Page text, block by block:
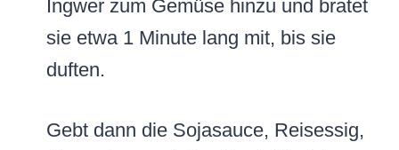
Ingwer zum Gemüse hinzu und bratet
sie etwa 1 Minute lang mit, bis sie
duften.
Gebt dann die Sojasauce, Reisessig,